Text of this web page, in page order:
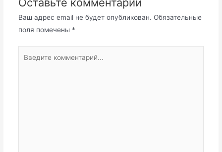
Ваш адрес email не будет опубликован. Обязательные
поля помечены *